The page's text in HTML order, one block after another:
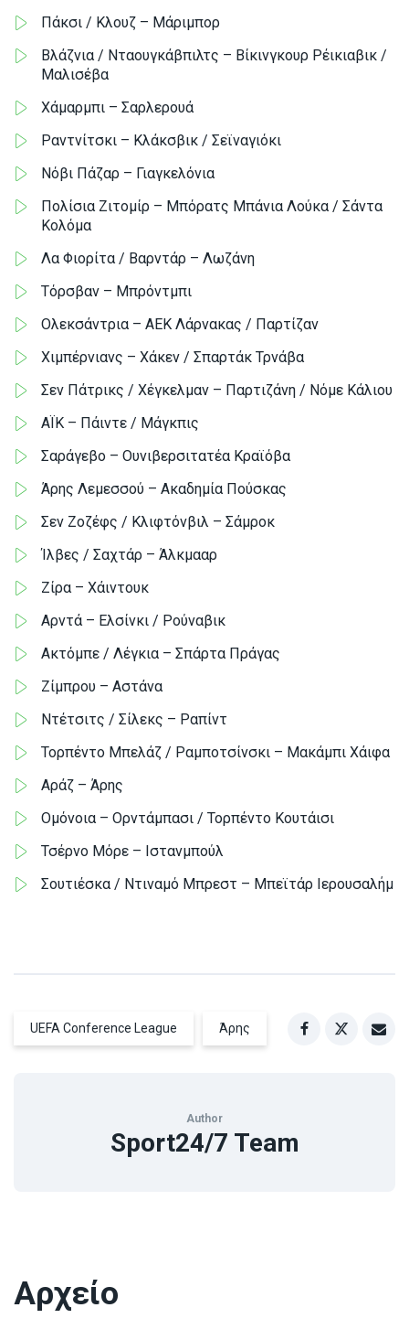
Πάκσι / Κλουζ – Μάριμπορ
Βλάζνια / Νταουγκάβπιλτς – Βίκινγκουρ Ρέικιαβικ /
Μαλισέβα
Χάμαρμπι – Σαρλερουά
Ραντνίτσκι – Κλάκσβικ / Σεϊναγιόκι
Νόβι Πάζαρ – Γιαγκελόνια
Πολίσια Ζιτομίρ – Μπόρατς Μπάνια Λούκα / Σάντα
Κολόμα
Λα Φιορίτα / Βαρντάρ – Λωζάνη
Τόρσβαν – Μπρόντμπι
Ολεκσάντρια – ΑΕΚ Λάρνακας / Παρτίζαν
Χιμπέρνιανς – Χάκεν / Σπαρτάκ Τρνάβα
Σεν Πάτρικς / Χέγκελμαν – Παρτιζάνη / Νόμε Κάλιου
ΑΪΚ – Πάιντε / Μάγκπις
Σαράγεβο – Ουνιβερσιτατέα Κραϊόβα
Άρης Λεμεσσού – Ακαδημία Πούσκας
Σεν Ζοζέφς / Κλιφτόνβιλ – Σάμροκ
Ίλβες / Σαχτάρ – Άλκμααρ
Ζίρα – Χάιντουκ
Αρντά – Ελσίνκι / Ρούναβικ
Ακτόμπε / Λέγκια – Σπάρτα Πράγας
Ζίμπρου – Αστάνα
Ντέτσιτς / Σίλεκς – Ραπίντ
Τορπέντο Μπελάζ / Ραμποτσίνσκι – Μακάμπι Χάιφα
Αράζ – Άρης
Ομόνοια – Ορντάμπασι / Τορπέντο Κουτάισι
Τσέρνο Μόρε – Ιστανμπούλ
Σουτιέσκα / Ντιναμό Μπρεστ – Μπεϊτάρ Ιερουσαλήμ
UEFA Conference League Άρης
Author
Sport24/7 Team
Αρχείο